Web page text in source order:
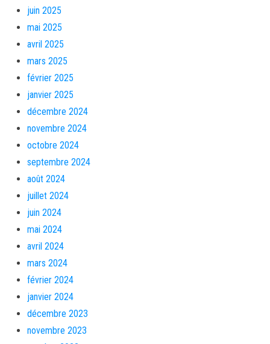
juin 2025
mai 2025
avril 2025
mars 2025
février 2025
janvier 2025
décembre 2024
novembre 2024
octobre 2024
septembre 2024
août 2024
juillet 2024
juin 2024
mai 2024
avril 2024
mars 2024
février 2024
janvier 2024
décembre 2023
novembre 2023